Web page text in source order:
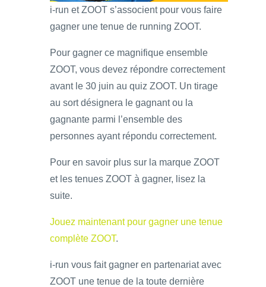
i-run et ZOOT s’associent pour vous faire
gagner une tenue de running ZOOT.
Pour gagner ce magnifique ensemble
ZOOT, vous devez répondre correctement
avant le 30 juin au quiz ZOOT. Un tirage
au sort désignera le gagnant ou la
gagnante parmi l’ensemble des
personnes ayant répondu correctement.
Pour en savoir plus sur la marque ZOOT
et les tenues ZOOT à gagner, lisez la
suite.
Jouez maintenant pour gagner une tenue
complète ZOOT.
i-run vous fait gagner en partenariat avec
ZOOT une tenue de la toute dernière